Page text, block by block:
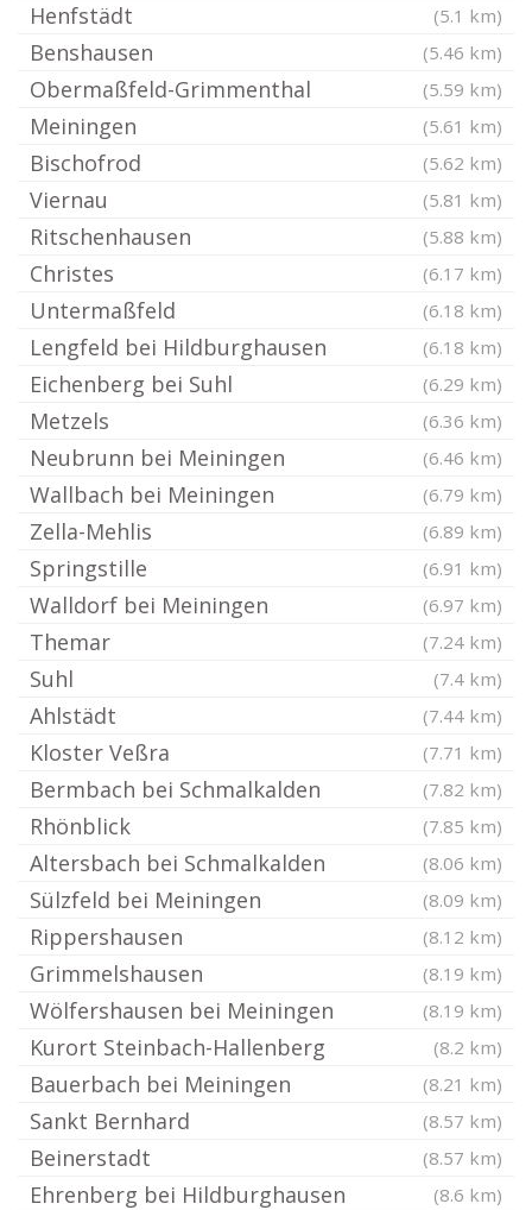
Henfstädt (5.1 km)
Benshausen (5.46 km)
Obermaßfeld-Grimmenthal (5.59 km)
Meiningen (5.61 km)
Bischofrod (5.62 km)
Viernau (5.81 km)
Ritschenhausen (5.88 km)
Christes (6.17 km)
Untermaßfeld (6.18 km)
Lengfeld bei Hildburghausen (6.18 km)
Eichenberg bei Suhl (6.29 km)
Metzels (6.36 km)
Neubrunn bei Meiningen (6.46 km)
Wallbach bei Meiningen (6.79 km)
Zella-Mehlis (6.89 km)
Springstille (6.91 km)
Walldorf bei Meiningen (6.97 km)
Themar (7.24 km)
Suhl (7.4 km)
Ahlstädt (7.44 km)
Kloster Veßra (7.71 km)
Bermbach bei Schmalkalden (7.82 km)
Rhönblick (7.85 km)
Altersbach bei Schmalkalden (8.06 km)
Sülzfeld bei Meiningen (8.09 km)
Rippershausen (8.12 km)
Grimmelshausen (8.19 km)
Wölfershausen bei Meiningen (8.19 km)
Kurort Steinbach-Hallenberg (8.2 km)
Bauerbach bei Meiningen (8.21 km)
Sankt Bernhard (8.57 km)
Beinerstadt (8.57 km)
Ehrenberg bei Hildburghausen (8.6 km)